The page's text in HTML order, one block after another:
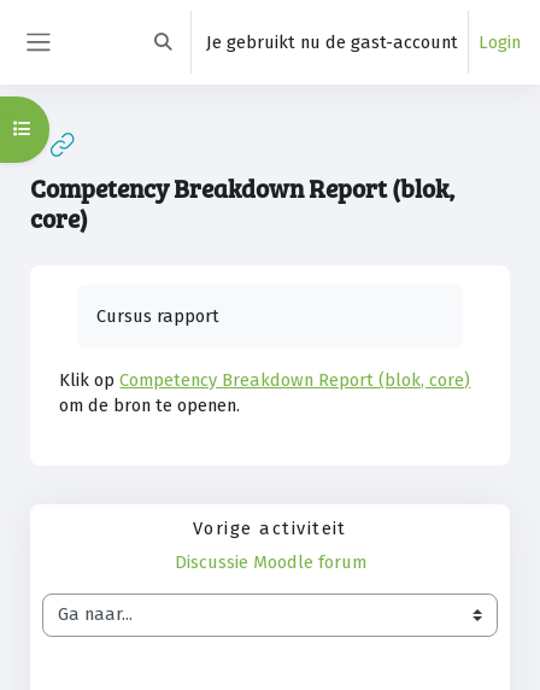
Schakel zoek invoer
Je gebruikt nu de gast-account Login
Competency Breakdown Report (blok,
core)
Open cursusindex
Cursus rapport
Klik opCompetency Breakdown Report (blok, core)
om de bron te openen.
Vorige activiteit
Discussie Moodle forum
Ga naar...